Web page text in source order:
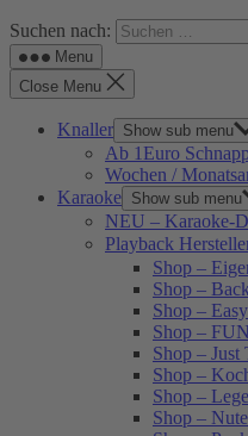
Suchen nach:
Menu
Close Menu
Knaller Show sub menu
Ab 1Euro
Wochen /
Karaoke Show sub menu
NEU – Karaoke-
Playback
Shop –
Shop –
Shop –
Shop –
Shop – Just
Shop –
Shop –
Shop –